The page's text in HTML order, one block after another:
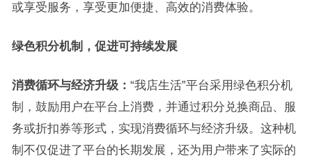
或享受服务，享受更加便捷、高效的消费体验。
绿色积分机制，促进可持续发展
消费循环与经济升级： “我店生活”平台采用绿色积分机
制，鼓励用户在平台上消费，并通过积分兑换商品、服
务或折扣券等形式，实现消费循环与经济升级。这种机
制不仅促进了平台的长期发展，还为用户带来了实际的